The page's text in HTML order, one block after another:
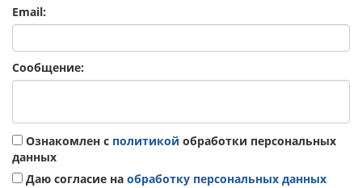
Email:
Сообщение:
Ознакомлен с политикой обработки персональных
данных
Даю согласие на обработку персональных данных